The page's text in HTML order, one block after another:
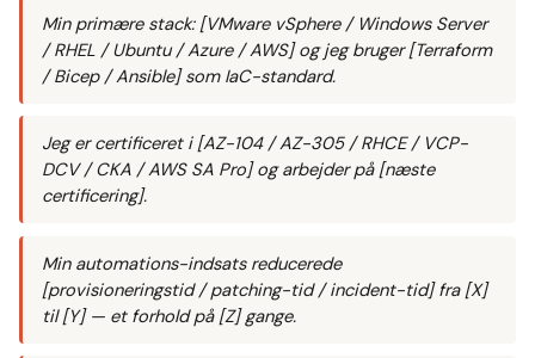
Min primære stack: [VMware vSphere / Windows Server
/ RHEL / Ubuntu / Azure / AWS] og jeg bruger [Terraform
/ Bicep / Ansible] som IaC-standard.
Jeg er certificeret i [AZ-104 / AZ-305 / RHCE / VCP-
DCV / CKA / AWS SA Pro] og arbejder på [næste
certificering].
Min automations-indsats reducerede
[provisioneringstid / patching-tid / incident-tid] fra [X]
til [Y] — et forhold på [Z] gange.